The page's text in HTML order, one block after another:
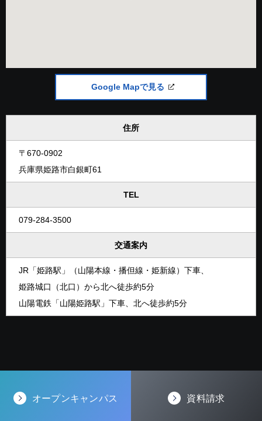
Google Mapで見る
住所
〒670-0902
兵庫県姫路市白銀町61
TEL
079-284-3500
交通案内
JR「姫路駅」（山陽本線・播但線・姫新線）下車、
姫路城口（北口）から北へ徒歩約5分
山陽電鉄「山陽姫路駅」下車、北へ徒歩約5分
オープンキャンパス 資料請求